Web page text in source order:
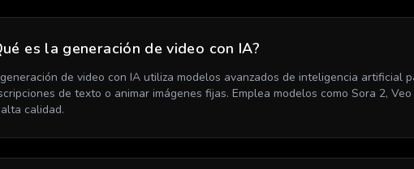
es la generación de video con IA?
de video con IA utiliza modelos avanzados de inteligencia artificial
de texto o animar imágenes fijas. Emplea modelos como Sora 2,
calidad.